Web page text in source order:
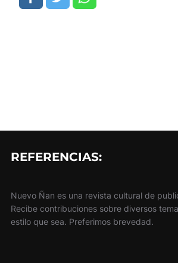
REFERENCIAS:
Nuevo Ñan es una revista cultural de
Recibe contribuciones sobre diversos
estilo que sea. Preferimos brevedad.